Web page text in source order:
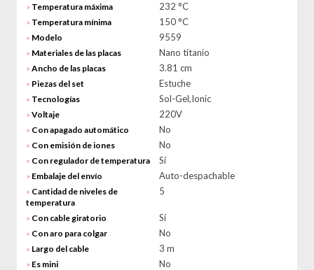
> Temperatura máxima 232 °C
> Temperatura mínima 150 °C
> Modelo 9559
> Materiales de las placas Nano titanio
> Ancho de las placas 3.81 cm
> Piezas del set Estuche
> Tecnologías Sol-Gel,Ionic
> Voltaje 220V
> Con apagado automático No
> Con emisión de iones No
> Con regulador de temperatura Sí
> Embalaje del envío Auto-despachable
> Cantidad de niveles de
temperatura
5
> Con cable giratorio Sí
> Con aro para colgar No
> Largo del cable 3 m
> Es mini No